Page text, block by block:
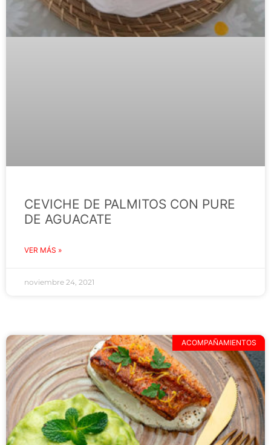
CEVICHE DE PALMITOS CON PURE
DE AGUACATE
VER MÁS »
noviembre 24, 2021
ACOMPAÑAMIENTOS